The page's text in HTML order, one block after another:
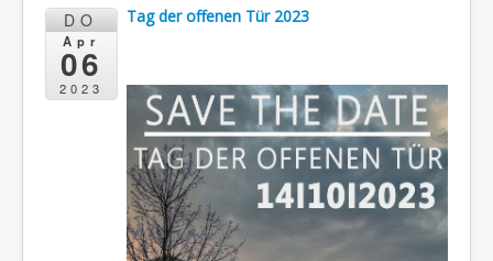
DO
Apr
06
2023
Tag der offenen Tür 2023